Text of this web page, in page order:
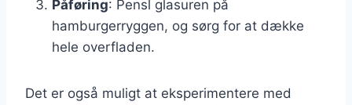
Påføring: Pensl glasuren på
hamburgerryggen, og sørg for at dække
hele overfladen.
Det er også muligt at eksperimentere med